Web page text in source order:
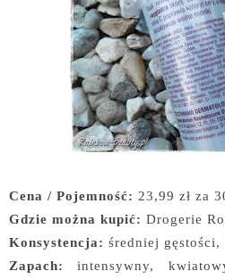
Cena / Pojemność: 23,99 zł za
Gdzie można kupić: Drogerie
Konsystencja: średniej gęstości,
Zapach:intensywny,